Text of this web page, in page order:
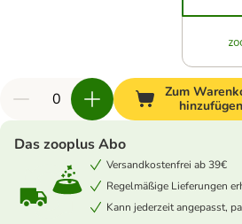
Zum
hinzufügen
Das zooplus Abo
Versandkostenfrei ab 39€
Regelmäßige Lieferungen
Kann jederzeit angepasst,